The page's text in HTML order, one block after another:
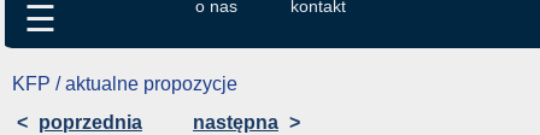
o nas kontakt
☰
KFP / aktualne propozycje
< poprzednia następna >